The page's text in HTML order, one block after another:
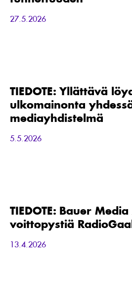
ratkaisee
brändisi
tunnettuuden
27.5.2026
—
audio
ja
ulkomainonta
yhdessä
vaikuttavin
mediayhdistelmä
TIEDOTE: Yllättävä
ulkomainonta
mediayhdistelmä
5.5.2026
Audiolle
9
voittopystiä
TIEDOTE: Bauer
voittopystiä
13.4.2026